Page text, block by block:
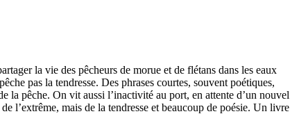
la vie des pêcheurs de morue et de flétans dans les eaux
pas la tendresse. Des phrases courtes, souvent poétiques,
la pêche. On vit aussi l’inactivité au port, en attente d’un nouvel
l’extrême, mais de la tendresse et beaucoup de poésie. Un livre